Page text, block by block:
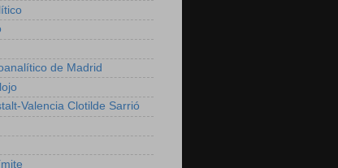
de Madrid
Valencia Clotilde Sarrió